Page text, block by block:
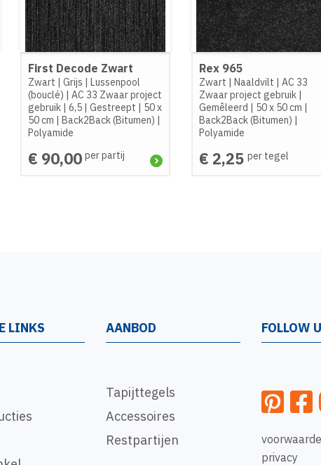
First Decode Zwart
Zwart | Grijs | Lussenpool
(bouclé) | AC 33 Zwaar project
gebruik| 6,5| Gestreept | 50 x
50 cm | Back2Back (Bitumen) |
Polyamide
€ 90,00 per partij
Rex 965
Zwart |Naaldvilt |AC 33
Zwaar project gebruik |
Gemêleerd | 50 x 50 cm |
Back2Back (Bitumen) |
Polyamide
€ 2,25 per tegel
LINKS AANBOD
Tapijttegels
Accessoires
Restpartijen
FOLLOW
privacy